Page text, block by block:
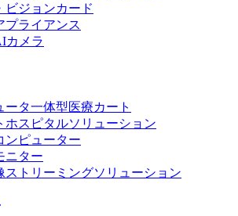
ビジョンカード
プライアンス
カメラ
ータ一体型医療カート
ホスピタルソリューション
ンピューター
ニター
ストリーミングソリューション